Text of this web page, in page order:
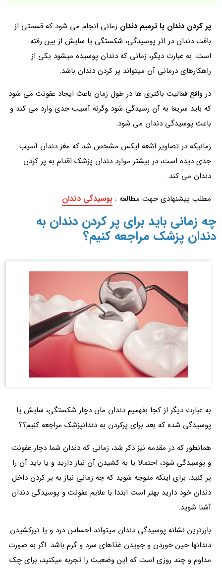
پر کردن دندان یا ترمیم دندان زمانی انجام می شود که قسمتی از
بافت دندان در اثر پوسیدگی، شکستگی یا سایش از بین رفته
است. به عبارت دیگر، زمانی که دندان پوسیده میشود یکی از
راهکارهای درمانی آن میتواند پر کردن دندان باشد.
در واقع فعالیت باکتری ها در طول زمان باعث ایجاد عفونت می شود
که باید سریعا به آن رسیدگی شود وگرنه آسیب جدی وارد می کند و
باعث پوسیدگی دندان می شود.
زمانیکه در تصاویر اشعه ایکس مشخص شد که مغز دندان آسیب
جدی دیده است، در بیشتر موارد دندان پزشک اقدام به پر کردن
دندان می کند.
مطلب پیشنهادی جهت مطالعه : پوسیدگی دندان
چه زمانی باید برای پر کردن دندان به
دندان پزشک مراجعه کنیم؟
به عبارت دیگر از کجا بفهمیم دندان مان دچار شکستگی، سایش یا
پوسیدگی شده که بعد برای پرکردن به دندانپزشک مراجعه کنیم؟؟
همانطور که در مقدمه نیز ذکر شد، زمانی که دندان شما دچار عفونت
و پوسیدگی شود، احتمالا یا به کشیدن آن نیاز دارید و یا باید آن را
پر کنید. برای اینکه متوجه شوید که چه زمانی نیاز به پر کردن داخل
دندان خود دارید بهتر است ابتدا با علایم عفونت و پوسیدگی دندان
آشنا شوید.
بارزترین نشانه پوسیدگی دندان میتواند احساس درد و یا تیرکشیدن
دندانها حین خوردن و جویدن غذاهای سرد و گرم باشد. اگر به صورت
مداوم و چند روزی است که این وضعیت را تجربه میکنید، برای چک